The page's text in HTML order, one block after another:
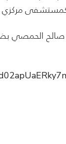
كمستشفى
الحمصي